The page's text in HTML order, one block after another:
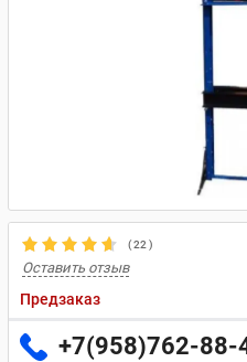
(22 )
Оставить отзыв
Предзаказ
+7(958)762-88-